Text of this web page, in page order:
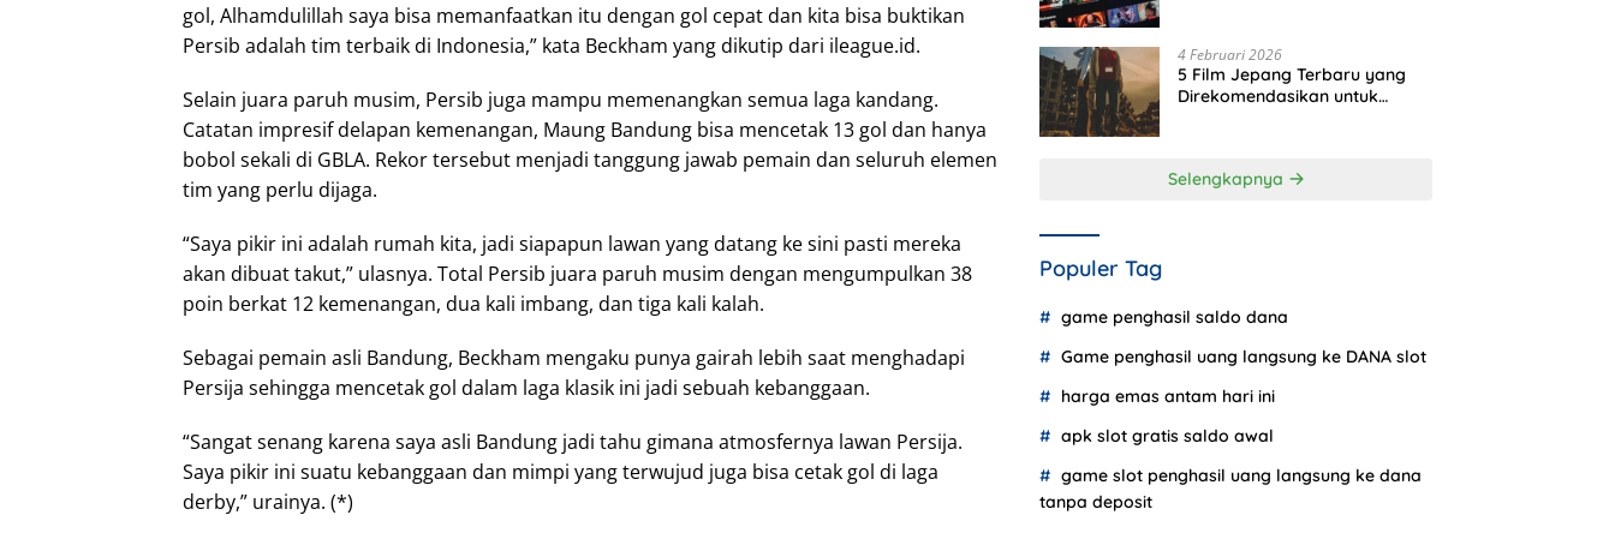
gol, Alhamdulillah saya bisa memanfaatkan itu dengan gol cepat dan kita bisa buktikan
Persib adalah tim terbaik di Indonesia,” kata Beckham yang dikutip dari ileague.id.
Selain juara paruh musim, Persib juga mampu memenangkan semua laga kandang.
Catatan impresif delapan kemenangan, Maung Bandung bisa mencetak 13 gol dan hanya
bobol sekali di GBLA. Rekor tersebut menjadi tanggung jawab pemain dan seluruh elemen
tim yang perlu dijaga.
“Saya pikir ini adalah rumah kita, jadi siapapun lawan yang datang ke sini pasti mereka
akan dibuat takut,” ulasnya. Total Persib juara paruh musim dengan mengumpulkan 38
poin berkat 12 kemenangan, dua kali imbang, dan tiga kali kalah.
Sebagai pemain asli Bandung, Beckham mengaku punya gairah lebih saat menghadapi
Persija sehingga mencetak gol dalam laga klasik ini jadi sebuah kebanggaan.
“Sangat senang karena saya asli Bandung jadi tahu gimana atmosfernya lawan Persija.
Saya pikir ini suatu kebanggaan dan mimpi yang terwujud juga bisa cetak gol di laga
derby,” urainya. (*)
4 Februari 2026
5 Film Jepang Terbaru yang
Direkomendasikan untuk
Selengkapnya
Populer Tag
game penghasil saldo dana
Game penghasil uang langsung ke DANA slot
harga emas antam hari ini
apk slot gratis saldo awal
game slot penghasil uang langsung ke dana
tanpa deposit